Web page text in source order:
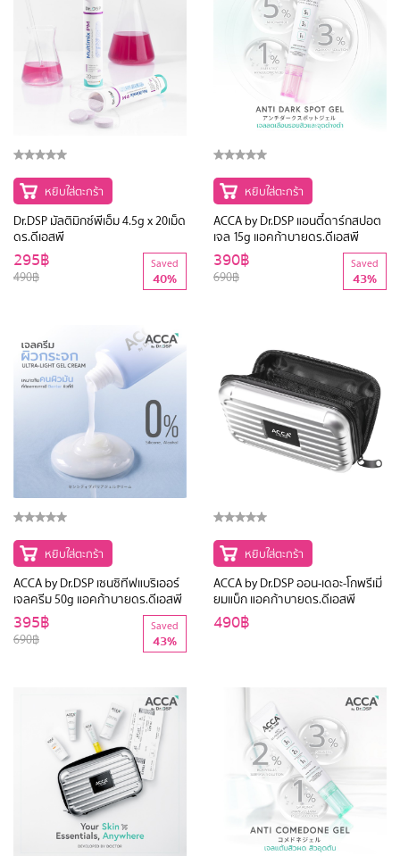
หยิบใส่ตะกร้า
Dr.DSP มัลติมิกซ์พีเอ็ม 4.5g x 20เม็ด
ดร.ดีเอสพี
490฿
295฿ Saved
40%
หยิบใส่ตะกร้า
ACCA by Dr.DSP แอนตี้ดาร์กสปอต
เจล 15g แอคก้าบายดร.ดีเอสพี
690฿
390฿ Saved
43%
หยิบใส่ตะกร้า
ACCA by Dr.DSP เซนซิทีฟแบริเออร์
เจลครีม 50g แอคก้าบายดร.ดีเอสพี
690฿
395฿ Saved
43%
หยิบใส่ตะกร้า
ACCA by Dr.DSP ออน-เดอะ-โกพรีเมี่
ยมแบ็ก แอคก้าบายดร.ดีเอสพี
490฿